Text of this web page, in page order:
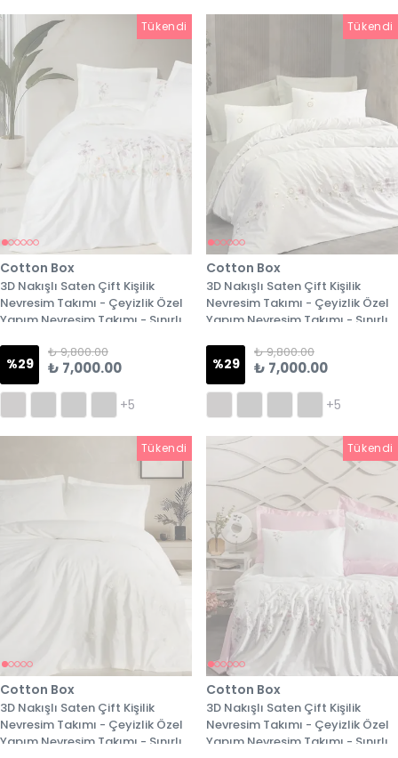
Tükendi Tükendi
Cotton Box
3D Nakışlı Saten Çift Kişilik
Nevresim Takımı - Çeyizlik Özel
Yapım Nevresim Takımı - Sınırlı
%29
₺ 9,800.00
₺ 7,000.00
+5
Tükendi
Cotton Box
3D Nakışlı Saten Çift Kişilik
Nevresim Takımı - Çeyizlik Özel
Yapım Nevresim Takımı - Sınırlı
%29
₺ 9,800.00
₺ 7,000.00
+5
Tükendi Tükendi
Cotton Box
3D Nakışlı Saten Çift Kişilik
Nevresim Takımı - Çeyizlik Özel
Yapım Nevresim Takımı - Sınırlı
Tükendi
Cotton Box
3D Nakışlı Saten Çift Kişilik
Nevresim Takımı - Çeyizlik Özel
Yapım Nevresim Takımı - Sınırlı